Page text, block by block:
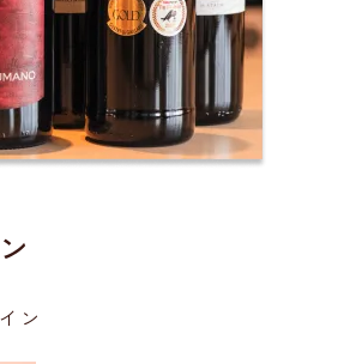
ン